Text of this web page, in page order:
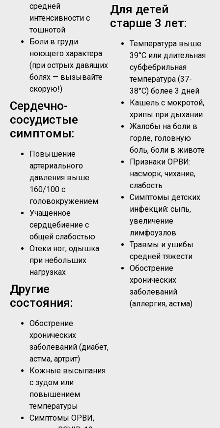
средней
интенсивности с
тошнотой
Боли в груди
ноющего характера
(при острых давящих
болях — вызывайте
скорую!)
Сердечно-
сосудистые
симптомы:
Повышение
артериального
давления выше
160/100 с
головокружением
Учащенное
сердцебиение с
общей слабостью
Отеки ног, одышка
при небольших
нагрузках
Другие
состояния:
Обострение
хронических
заболеваний (диабет,
астма, артрит)
Кожные высыпания
с зудом или
повышением
температуры
Симптомы ОРВИ,
Для детей
старше 3 лет:
Температура выше
39°C или длительная
субфебрильная
температура (37-
38°C) более 3 дней
Кашель с мокротой,
хрипы при дыхании
Жалобы на боли в
горле, головную
боль, боли в животе
Признаки ОРВИ:
насморк, чихание,
слабость
Симптомы детских
инфекций: сыпь,
увеличение
лимфоузлов
Травмы и ушибы
средней тяжести
Обострение
хронических
заболеваний
(аллергия, астма)